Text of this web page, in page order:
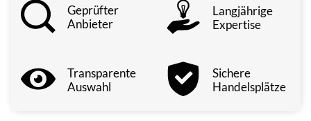
Geprüfter
Anbieter
Lang­jährige
Expertise
Trans­parente
Auswahl
Sichere
Handels­plätze